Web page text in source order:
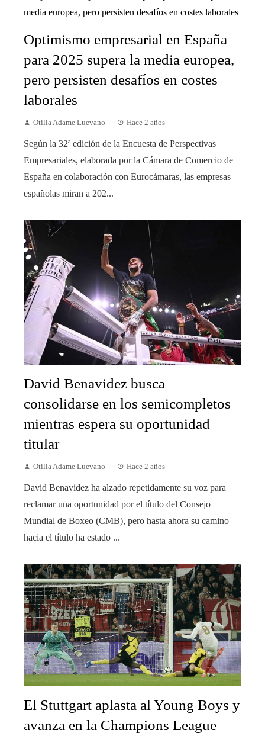
Optimismo empresarial en España
para 2025 supera la media europea,
pero persisten desafíos en costes
laborales
Otilia Adame Luevano Hace 2 años
Según la 32ª edición de la Encuesta de Perspectivas
Empresariales, elaborada por la Cámara de Comercio de
España en colaboración con Eurocámaras, las empresas
españolas miran a 202...
David Benavidez busca
consolidarse en los semicompletos
mientras espera su oportunidad
titular
Otilia Adame Luevano Hace 2 años
David Benavidez ha alzado repetidamente su voz para
reclamar una oportunidad por el título del Consejo
Mundial de Boxeo (CMB), pero hasta ahora su camino
hacia el título ha estado ...
El Stuttgart aplasta al Young Boys y
avanza en la Champions League